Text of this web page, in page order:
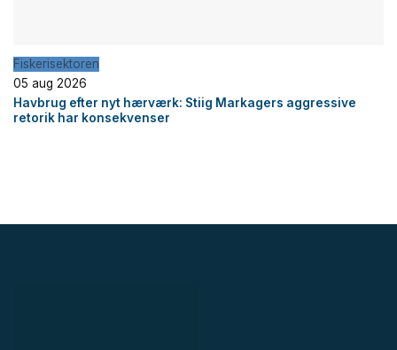
Fiskerisektoren
05 aug 2026
Havbrug efter nyt hærværk: Stiig Markagers aggressive
retorik har konsekvenser